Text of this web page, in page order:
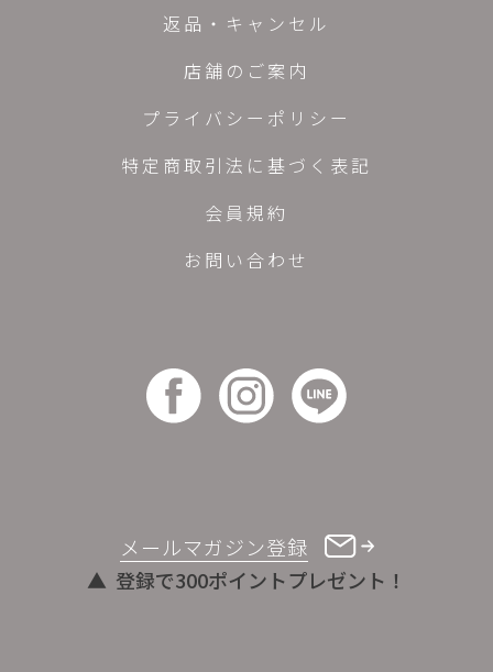
メールマガジン登録
登録で300ポイントプレゼント！
返品・キャンセル
店舗のご案内
プライバシーポリシー
特定商取引法に基づく表記
会員規約
お問い合わせ